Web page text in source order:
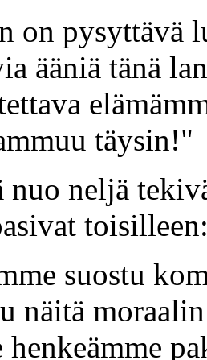
on pysyttävä
ääniä tänä
täysin!"
nuo neljä
suostu
näitä
henkeämme